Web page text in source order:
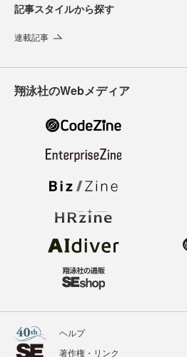
記事スタイルから探す
連載記事
翔泳社のWebメディア
ヘルプ
著作権・リンク